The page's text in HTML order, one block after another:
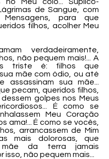
de Sangue, com
para que
filhos, acolher Meu
verdadeiramente,
não pequem mais!... A
triste é: filhos que
mãe com ódio, ou até
assassinam sua mãe...
pecam, queridos filhos,
golpes nos Meus
É como se
Meu Coração
ama!... É como se vocês,
arrancassem de Mim
mais dolorosas, que
mãe da terra jamais
isso, não pequem mais...